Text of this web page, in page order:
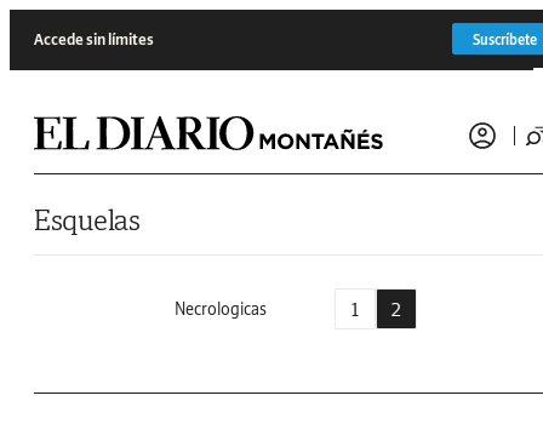
Accede sin límites Suscríbete
Esquelas
Necrologicas 1 2